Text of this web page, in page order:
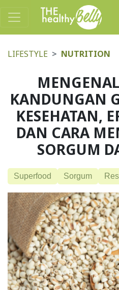
LIFESTYLE NUTRITION
KANDUNGAN
KESEHATAN,
DAN CARA
SORGUM
Superfood Sorgum